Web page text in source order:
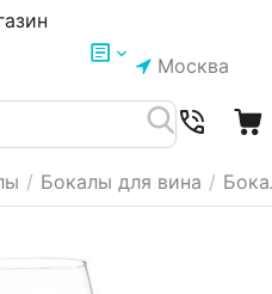
Москва
/ Бокалы для вина /